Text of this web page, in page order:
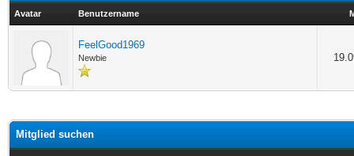
Avatar Benutzername
FeelGood1969
Newbie
Mitglied suchen